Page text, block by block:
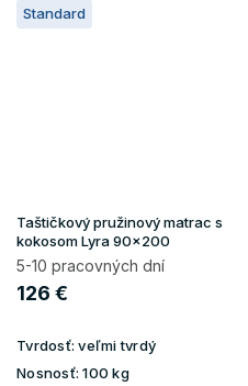
Standard
Taštičkový pružinový matrac s
kokosom Lyra 90x200
5-10 pracovných dní
126 €
Tvrdosť:veľmi tvrdý
Nosnosť: 100 kg